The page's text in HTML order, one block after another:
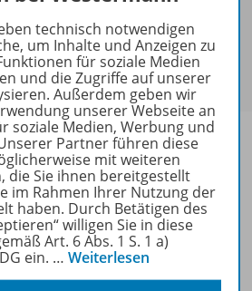
Spar-Paket?
Preis zu sehen,melden Sie
der Ausgabe
technisch notwendigen
um Inhalte und Anzeigen zu
für soziale Medien
und die Zugriffe auf unserer
Außerdem geben wir
unserer Webseite an
soziale Medien, Werbung und
Partner führen diese
mit weiteren
die Sie ihnen bereitgestellt
im Rahmen Ihrer Nutzung der
haben. Durch Betätigen des
willigen Sie in diese
Art. 6 Abs. 1 S. 1 a)
ein. … Weiterlesen